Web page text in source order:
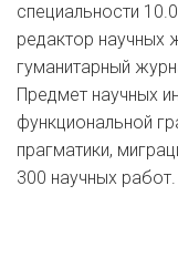
специальности
редактор научных
гуманитарный
Предмет научных
функциональной
прагматики,
300 научных работ.